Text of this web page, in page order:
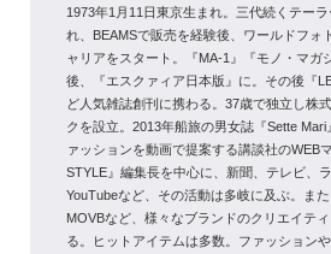
1973年1月11日東京生まれ。三代続くテー
れ、BEAMSで販売を経験後、ワールドフォ
ャリアをスタート。『MA-1』『モノ・マガ
後、『エスクァィア日本版』に。その後『
ど人気雑誌創刊に携わる。37歳で独立し株
クを設立。2013年船旅の男女誌『Sette
ァッションを動画で提案する講談社のWEB
STYLE』編集長を中心に、新聞、テレビ、
YouTubeなど、その活動は多岐に及ぶ。また
MOVBなど、様々なブランドのクリエイテ
る。ヒットアイテムは多数。ファッション